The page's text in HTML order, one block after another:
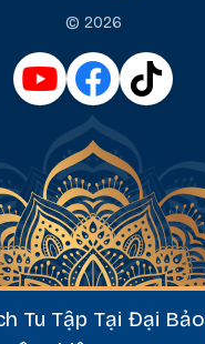
© 2026
Tu Tập Tại Đại Bảo